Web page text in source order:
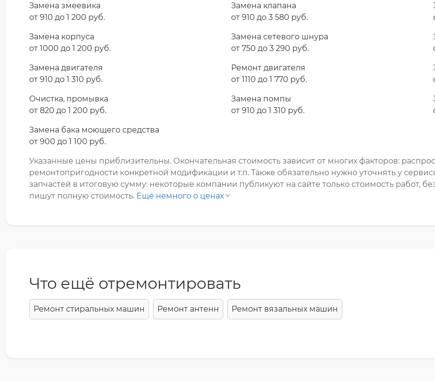
Замена змеевика
от 910 до 1 200 pyб.
Замена клапана
от 910 до 3 580 pyб.
Замена корпуса
от 1000 до 1 200 pyб.
Замена сетевого шнура
от 750 до 3 290 pyб.
Замена двигателя
от 910 до 1 310 pyб.
Ремонт двигателя
от 1110 до 1 770 pyб.
Очистка, промывка
от 820 до 1 200 pyб.
Замена помпы
от 910 до 1 310 pyб.
Замена бака моющего средства
от 900 до 1 100 pyб.
Указанные цены приблизительны. Окончательная стоимость зависит от многих факторов:
ремонтопригодности конкретной модификации и т.п. Также обязательно нужно уточнять у
запчастей в итоговую сумму: некоторые компании публикуют на сайте только стоимость работ,
пишут полную стоимость. Ещё немного о ценах
Что ещё отремонтировать
Ремонт стиральных машин Ремонт антенн Ремонт вязальных машин